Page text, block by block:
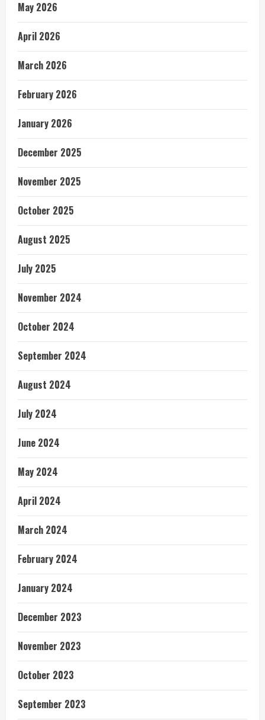
May 2026
April 2026
March 2026
February 2026
January 2026
December 2025
November 2025
October 2025
August 2025
July 2025
November 2024
October 2024
September 2024
August 2024
July 2024
June 2024
May 2024
April 2024
March 2024
February 2024
January 2024
December 2023
November 2023
October 2023
September 2023